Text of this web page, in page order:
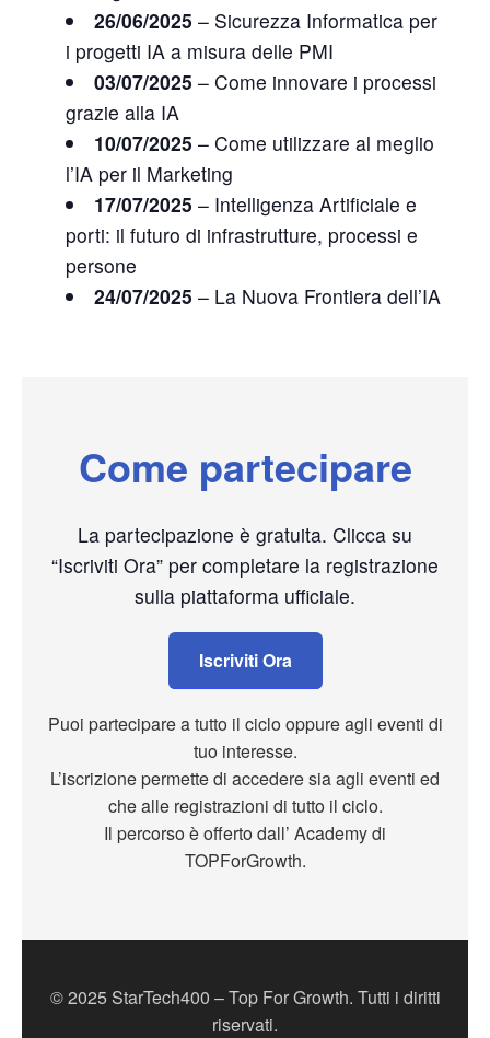
26/06/2025 – Sicurezza Informatica per
i progetti IA a misura delle PMI
03/07/2025 – Come innovare i processi
grazie alla IA
10/07/2025 – Come utilizzare al meglio
l’IA per il Marketing
17/07/2025 – Intelligenza Artificiale e
porti: il futuro di infrastrutture, processi e
persone
24/07/2025 – La Nuova Frontiera dell’IA
Come partecipare
La partecipazione è gratuita. Clicca su
“Iscriviti Ora” per completare la registrazione
sulla piattaforma ufficiale.
Iscriviti Ora
Puoi partecipare a tutto il ciclo oppure agli eventi di
tuo interesse.
L’iscrizione permette di accedere sia agli eventi ed
che alle registrazioni di tutto il ciclo.
Il percorso è offerto dall’ Academy di
TOPForGrowth.
© 2025 StarTech400 – Top For Growth. Tutti i diritti
riservati.